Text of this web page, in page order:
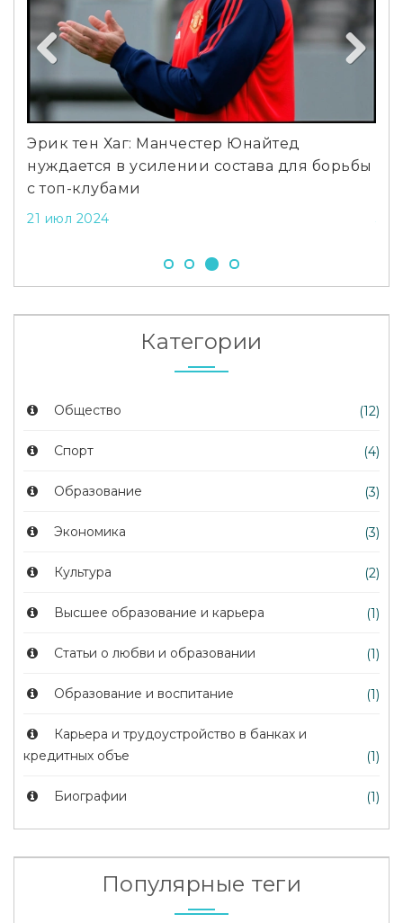
Эрик тен Хаг: Манчестер Юнайтед
нуждается в усилении состава для борьбы
с топ-клубами
21 июл 2024
Previous
Категории
Общество (12)
Спорт (4)
Образование (3)
Экономика (3)
Культура (2)
Высшее образование и карьера (1)
Статьи о любви и образовании (1)
Образование и воспитание (1)
Карьера и трудоустройство в банках и
кредитных объе
(1)
Биографии (1)
Популярные теги